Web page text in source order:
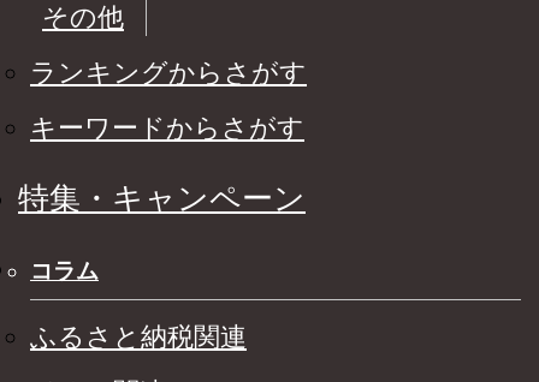
その他
ランキングからさがす
キーワードからさがす
特集・キャンペーン
コラム
ふるさと納税関連